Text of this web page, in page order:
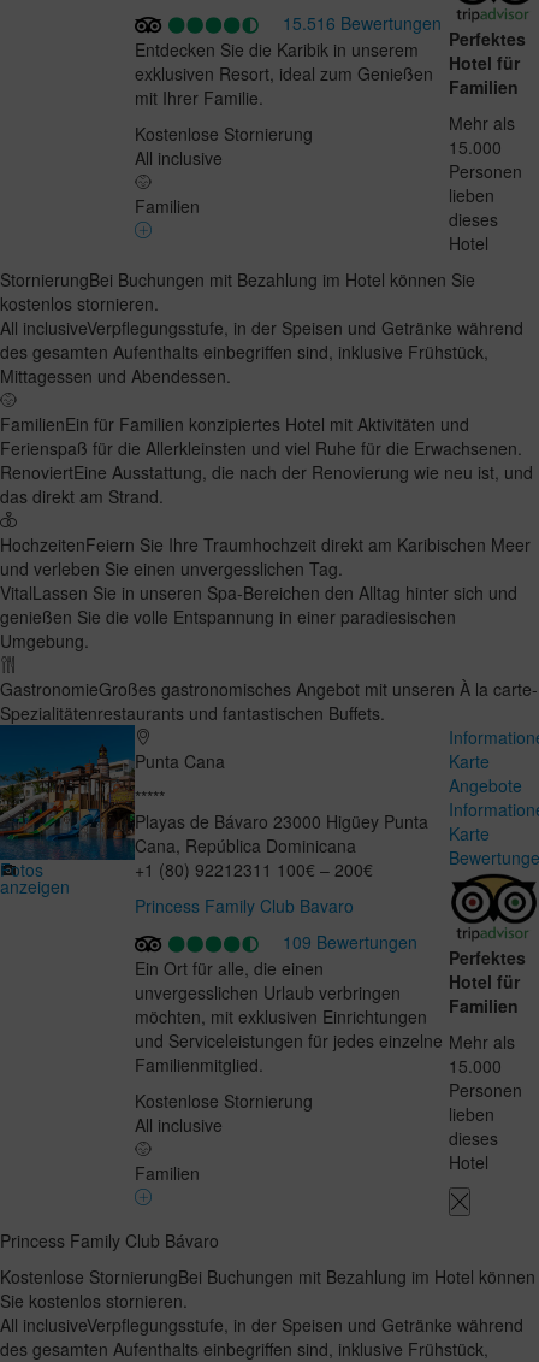
15.516 Bewertungen
Entdecken Sie die Karibik in unserem
exklusiven Resort, ideal zum Genießen
mit Ihrer Familie.
Kostenlose Stornierung
All inclusive
Familien
Perfektes
Hotel für
Familien
Mehr als
15.000
Personen
lieben
dieses
Hotel
StornierungBei Buchungen mit Bezahlung im Hotel können Sie
kostenlos stornieren.
All inclusiveVerpflegungsstufe, in der Speisen und Getränke während
des gesamten Aufenthalts einbegriffen sind, inklusive Frühstück,
Mittagessen und Abendessen.
FamilienEin für Familien konzipiertes Hotel mit Aktivitäten und
Ferienspaß für die Allerkleinsten und viel Ruhe für die Erwachsenen.
RenoviertEine Ausstattung, die nach der Renovierung wie neu ist, und
das direkt am Strand.
HochzeitenFeiern Sie Ihre Traumhochzeit direkt am Karibischen Meer
und verleben Sie einen unvergesslichen Tag.
VitalLassen Sie in unseren Spa-Bereichen den Alltag hinter sich und
genießen Sie die volle Entspannung in einer paradiesischen
Umgebung.
GastronomieGroßes gastronomisches Angebot mit unseren À la carte-
Spezialitätenrestaurants und fantastischen Buffets.
Fotos
anzeigen
Punta Cana
*****
Playas de Bávaro 23000 Higüey Punta
Cana, República Dominicana
+1 (80) 92212311 100€ – 200€
Princess Family Club Bavaro
109 Bewertungen
Ein Ort für alle, die einen
unvergesslichen Urlaub verbringen
möchten, mit exklusiven Einrichtungen
und Serviceleistungen für jedes einzelne
Familienmitglied.
Kostenlose Stornierung
All inclusive
Familien
Karte
Angebote
Karte
Perfektes
Hotel für
Familien
Mehr als
15.000
Personen
lieben
dieses
Hotel
Princess Family Club Bávaro
Kostenlose StornierungBei Buchungen mit Bezahlung im Hotel können
Sie kostenlos stornieren.
All inclusiveVerpflegungsstufe, in der Speisen und Getränke während
des gesamten Aufenthalts einbegriffen sind, inklusive Frühstück,